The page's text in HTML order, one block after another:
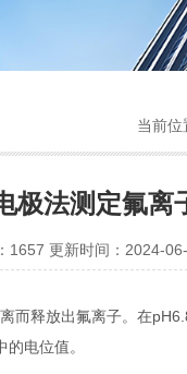
当前位
极法测定氟离
1657 更新时间：2024-
而释放出氟离子。在
电位值。